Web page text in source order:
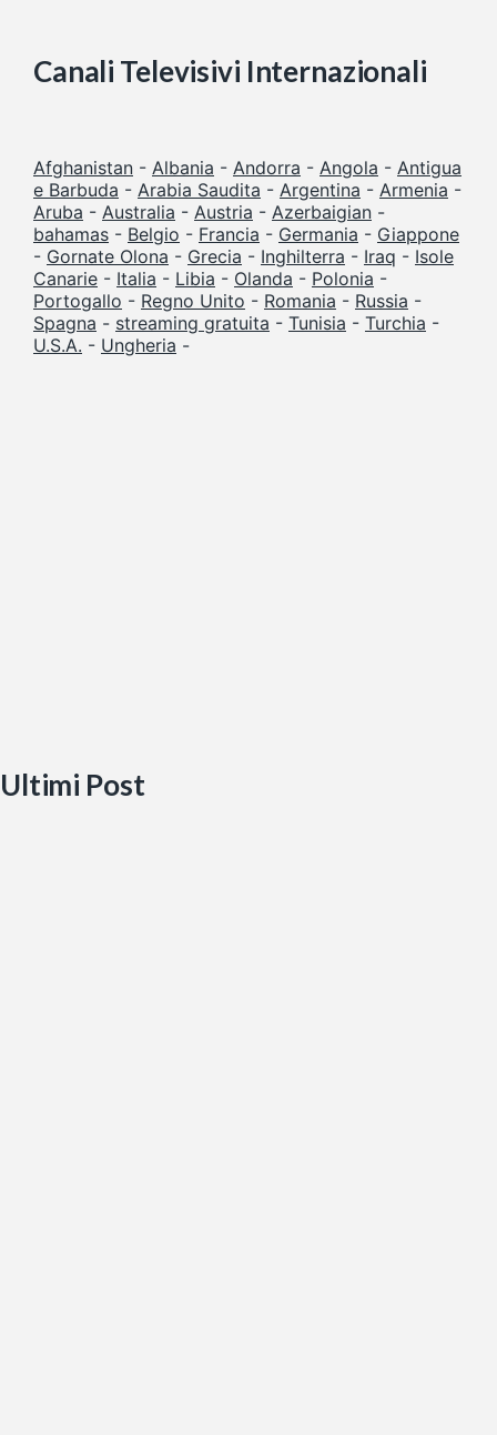
Canali Televisivi Internazionali
Afghanistan - Albania - Andorra - Angola - Antigua
e Barbuda - Arabia Saudita - Argentina - Armenia -
Aruba - Australia - Austria - Azerbaigian -
bahamas - Belgio - Francia - Germania - Giappone
- Gornate Olona - Grecia - Inghilterra - Iraq - Isole
Canarie - Italia - Libia - Olanda - Polonia -
Portogallo - Regno Unito - Romania - Russia -
Spagna - streaming gratuita - Tunisia - Turchia -
U.S.A. - Ungheria -
Ultimi Post